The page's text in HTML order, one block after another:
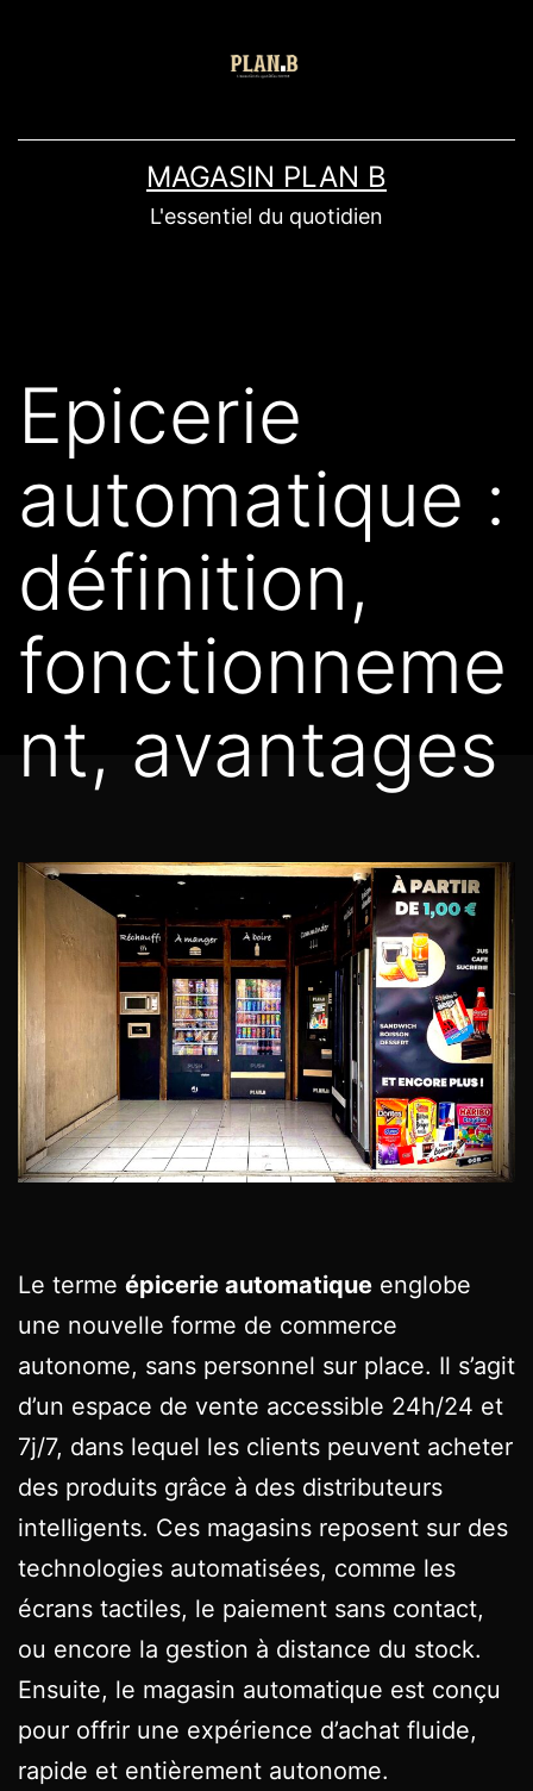
MAGASIN PLAN B
L'essentiel du quotidien
Epicerie
automatique :
définition,
fonctionneme
nt, avantages
Le terme épicerie automatique englobe
une nouvelle forme de commerce
autonome, sans personnel sur place. Il s’agit
d’un espace de vente accessible 24h/24 et
7j/7, dans lequel les clients peuvent acheter
des produits grâce à des distributeurs
intelligents. Ces magasins reposent sur des
technologies automatisées, comme les
écrans tactiles, le paiement sans contact,
ou encore la gestion à distance du stock.
Ensuite, le magasin automatique est conçu
pour offrir une expérience d’achat fluide,
rapide et entièrement autonome.